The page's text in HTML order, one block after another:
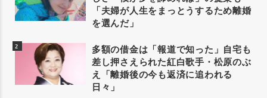
「夫婦が人生をまっとうするため離婚
を選んだ」
多額の借金は「報道で知った」自宅も
差し押さえられた紅白歌手・松原のぶ
え「離婚後の今も返済に追われる
日々」